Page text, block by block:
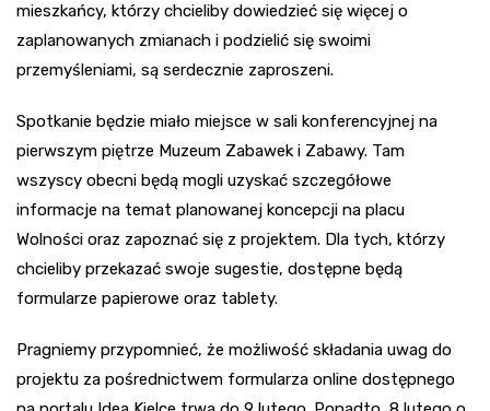
mieszkańcy, którzy chcieliby dowiedzieć się więcej o
zaplanowanych zmianach i podzielić się swoimi
przemyśleniami, są serdecznie zaproszeni.
Spotkanie będzie miało miejsce w sali konferencyjnej na
pierwszym piętrze Muzeum Zabawek i Zabawy. Tam
wszyscy obecni będą mogli uzyskać szczegółowe
informacje na temat planowanej koncepcji na placu
Wolności oraz zapoznać się z projektem. Dla tych, którzy
chcieliby przekazać swoje sugestie, dostępne będą
formularze papierowe oraz tablety.
Pragniemy przypomnieć, że możliwość składania uwag do
projektu za pośrednictwem formularza online dostępnego